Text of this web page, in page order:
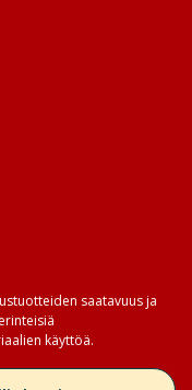
saatavuus ja
käyttöä.